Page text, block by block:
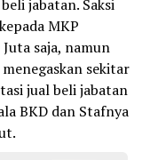
jabatan. Saksi
MKP
saja, namun
sekitar
jual beli jabatan
BKD dan Stafnya